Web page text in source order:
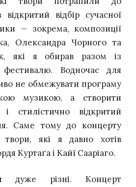
відбір сучасної
— зокрема, композиції
Олександра Чорного та
які я обирав разом із
фестивалю. Водночас для
не обмежувати програму
музикою, а створити
і стилістично відкритий
Саме тому до концерту
які я давно хотів
Куртаґа і Кайї Сааріаго.
дуже різні. Концерт